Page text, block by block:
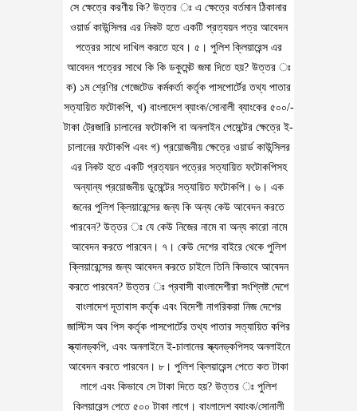
সে ক্ষেত্রে করণীয় কি? উত্তর ঃ এ ক্ষেত্রে বর্তমান ঠিকানার
ওয়ার্ড কাউন্সিলর এর নিকট হতে একটি প্রত্যয়ন পত্র আবেদন
পত্রের সাথে দাখিল করতে হবে। ৫। পুলিশ ক্লিয়ারেন্স এর
আবেদন পত্রের সাথে কি কি ডকুমেন্ট জমা দিতে হয়? উত্তর ঃ
ক) ১ম শ্রেণির গেজেটেড কর্মকর্তা কর্তৃক পাসপোর্টের তথ্য পাতার
সত্যায়িত ফটোকপি, খ) বাংলাদেশ ব্যাংক/সোনালী ব্যাংকের ৫০০/-
টাকা ট্রেজারি চালানের ফটোকপি বা অনলাইন পেমেন্টের ক্ষেত্রে ই-
চালানের ফটোকপি এবং গ) প্রয়োজনীয় ক্ষেত্রে ওয়ার্ড কাউন্সিলর
এর নিকট হতে একটি প্রত্যয়ন পত্রের সত্যায়িত ফটোকপিসহ
অন্যান্য প্রয়োজনীয় ডুমেন্টের সত্যায়িত ফটোকপি। ৬। এক
জনের পুলিশ ক্লিয়ারেন্সের জন্য কি অন্য কেউ আবেদন করতে
পারবেন? উত্তর ঃ যে কেউ নিজের নামে বা অন্য কারো নামে
আবেদন করতে পারবেন। ৭। কেউ দেশের বাইরে থেকে পুলিশ
ক্লিয়ারেন্সের জন্য আবেদন করতে চাইলে তিনি কিভাবে আবেদন
করতে পারবেন? উত্তর ঃ প্রবাসী বাংলাদেশীরা সংশ্লিষ্ট দেশে
বাংলাদেশ দূতাবাস কর্তৃক এবং বিদেশী নাগরিকরা নিজ দেশের
জাস্টিস অব পিস কর্তৃক পাসপোর্টের তথ্য পাতার সত্যায়িত কপির
স্ক্যানড্কপি, এবং অনলাইনে ই-চালানের স্ক্যনড্কপিসহ অনলাইনে
আবেদন করতে পারবেন। ৮। পুলিশ ক্লিয়ারেন্স পেতে কত টাকা
লাগে এবং কিভাবে সে টাকা দিতে হয়? উত্তর ঃ পুলিশ
ক্লিয়ারেন্স পেতে ৫০০ টাকা লাগে। বাংলাদেশ ব্যাংক/সোনালী